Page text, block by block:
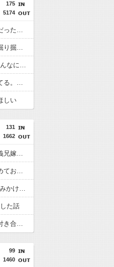
175
5174
あれはもしかしたらウーバーイーツのさきがけだったのかもと思う今日この頃
旅行をすると知られると、職場で根掘り葉掘り掘り掘り聞いてくる人ばかりでウザい
親をCOしホッとした。母の貶しがない日ってこんなに笑顔で子供の相手ができるんだ
友達がメルカリにハマったけど文句ばかり言ってる。「最初から『値引き交渉お断り』って書いてあるんだよ。酷くない？」とのこと
しい
131
1662
介護やストーカーで苦労してた時期に痩せてた義兄嫁の写真を見て義兄が「じゃあまた苦労したら義兄嫁ちゃん痩せるね！」
向かいのベッドに入院していた美和さん。はじめてお見舞いの人が来たと思ったらその女性が大声でスマホの画面を読みあげはじめた
【ひどっ】スタバで友人AとBが話しているのをみかけた。声をかけようとしたら共通の友人Cの話ししてて、その内容が…
た話
バイト先に新しく入ってきた７つ年上の女性と付き合うことに。初めの１週間は甘い時間がすぎ、２週間目の半ばからおかしなことに…連絡すると「私鬱病で情緒不安定だか
99
1460